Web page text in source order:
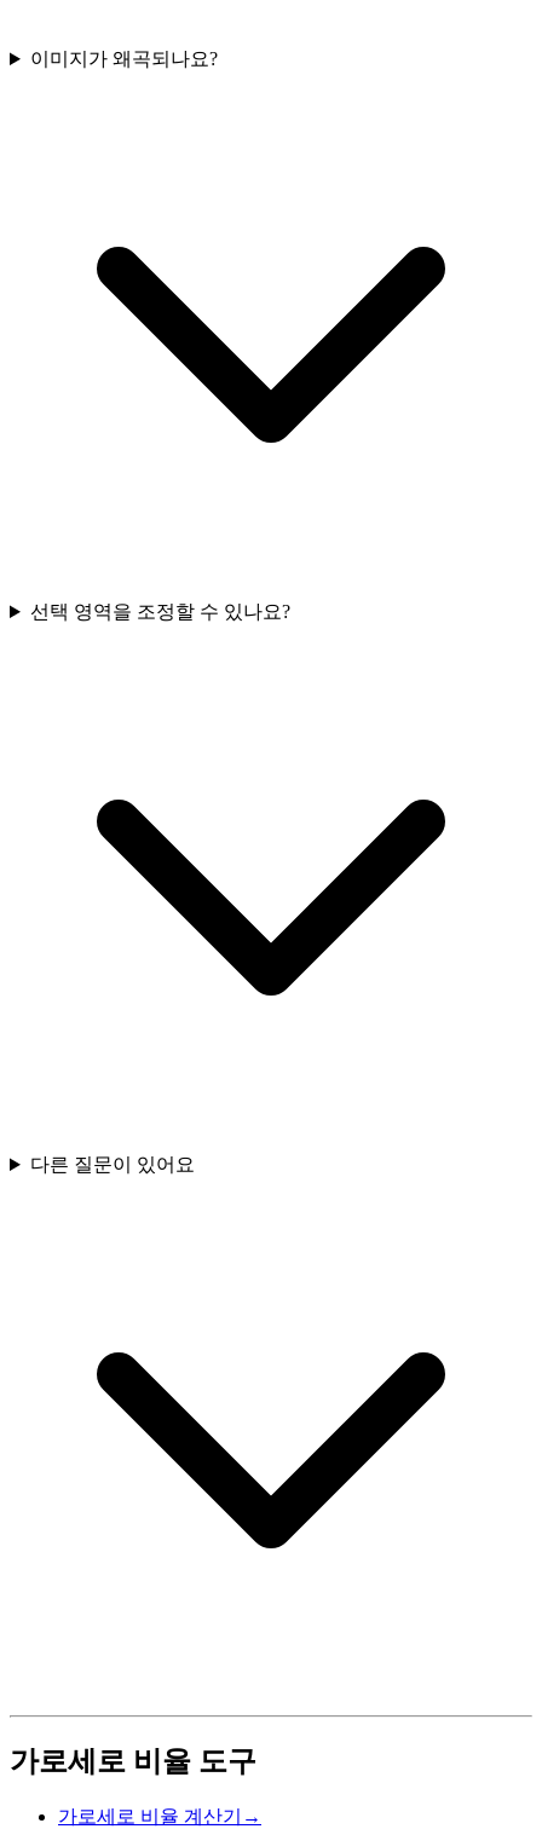
이미지가 왜곡되나요?
선택 영역을 조정할 수 있나요?
다른 질문이 있어요
가로세로 비율 도구
가로세로 비율 계산기 →